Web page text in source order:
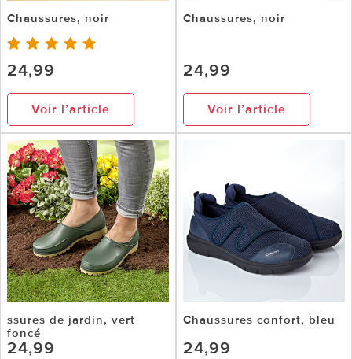
Chaussures, noir
24,99
Voir l’article
Chaussures, noir
24,99
Voir l’article
ssures de jardin, vert
foncé
24,99
Chaussures confort, bleu
24,99